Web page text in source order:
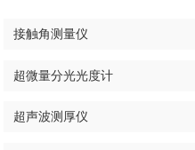
接触角测量仪
超微量分光光度计
超声波测厚仪